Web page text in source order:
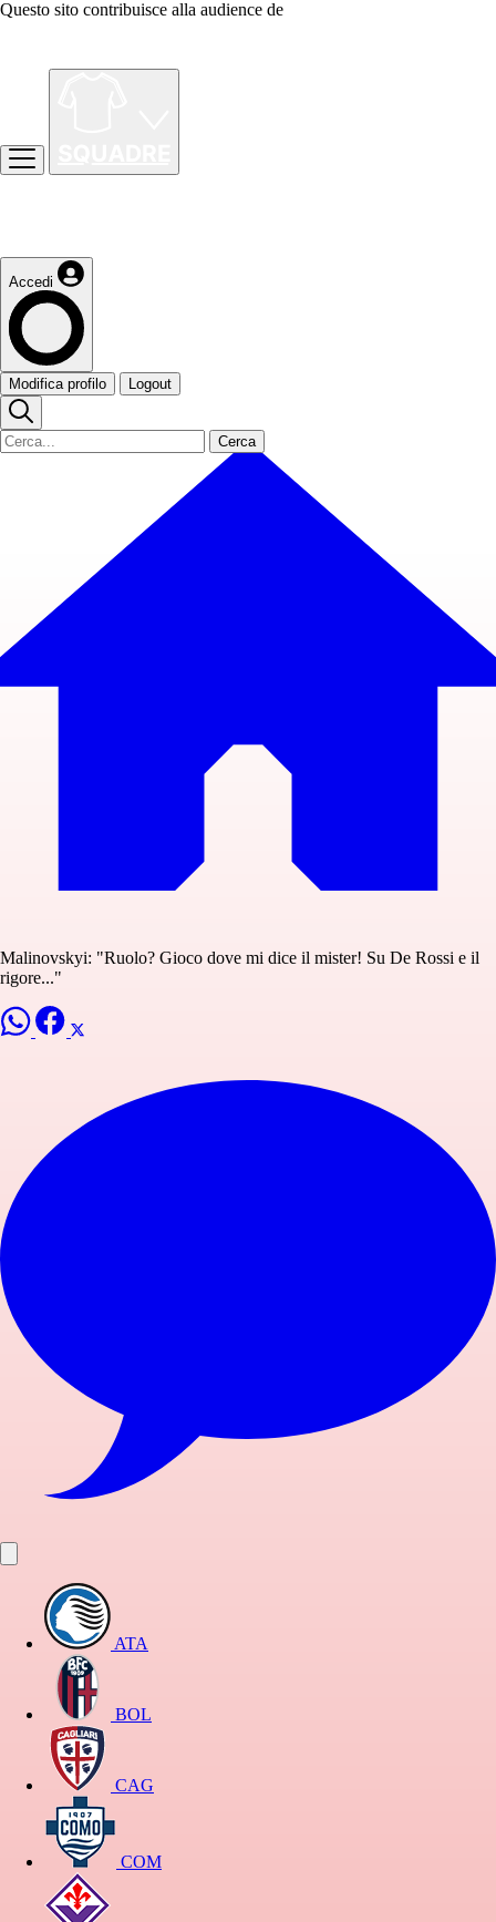
Questo sito contribuisce alla audience de
Accedi
Modifica profilo Logout
Cerca
Malinovskyi: "Ruolo? Gioco dove mi dice il mister! Su De Rossi e il
rigore..."
ATA
BOL
CAG
COM